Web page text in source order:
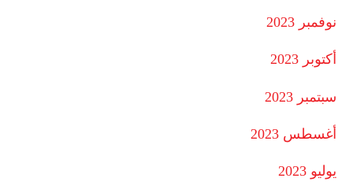
نوفمبر 2023
أكتوبر 2023
سبتمبر 2023
أغسطس 2023
يوليو 2023